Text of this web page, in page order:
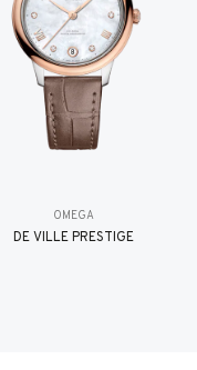
OMEGA
DE VILLE PRESTIGE